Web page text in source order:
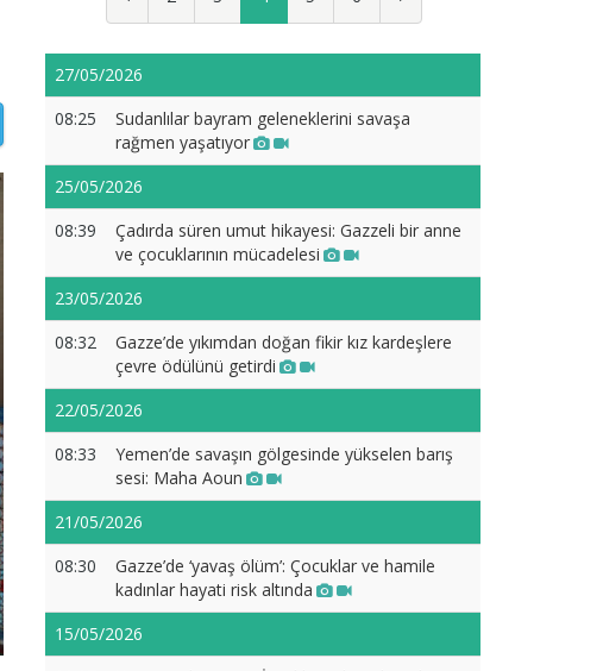
27/05/2026
08:25
Sudanlılar bayram geleneklerini savaşa
rağmen yaşatıyor
25/05/2026
08:39
Çadırda süren umut hikayesi: Gazzeli bir anne
ve çocuklarının mücadelesi
23/05/2026
08:32
Gazze’de yıkımdan doğan fikir kız kardeşlere
çevre ödülünü getirdi
22/05/2026
08:33
Yemen’de savaşın gölgesinde yükselen barış
sesi: Maha Aoun
21/05/2026
08:30
Gazze’de ‘yavaş ölüm’: Çocuklar ve hamile
kadınlar hayati risk altında
15/05/2026